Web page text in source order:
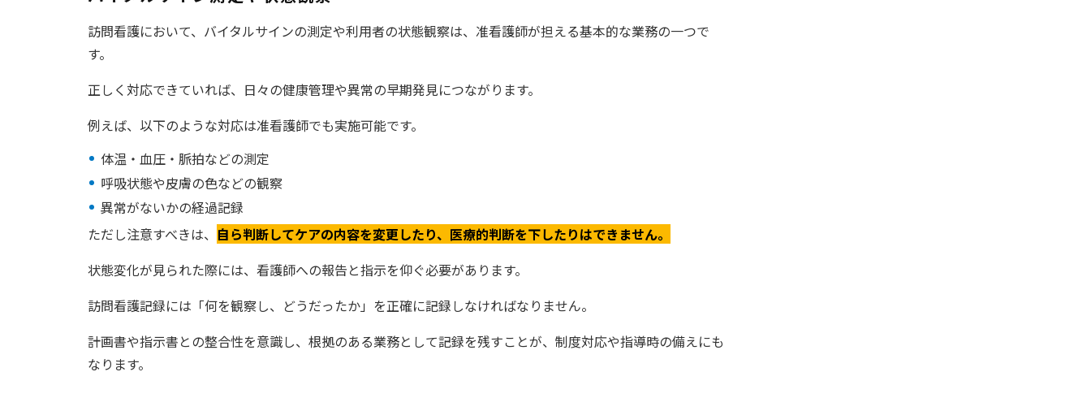
訪問看護において、バイタルサインの測定や利用者の状態観察は、准看護師が担える基本的な業務の一つで
す。
正しく対応できていれば、日々の健康管理や異常の早期発見につながります。
例えば、以下のような対応は准看護師でも実施可能です。
体温・血圧・脈拍などの測定
呼吸状態や皮膚の色などの観察
異常がないかの経過記録
ただし注意すべきは、 自ら判断してケアの内容を変更したり、医療的判断を下したりはできません。
状態変化が見られた際には、看護師への報告と指示を仰ぐ必要があります。
訪問看護記録には「何を観察し、どうだったか」を正確に記録しなければなりません。
計画書や指示書との整合性を意識し、根拠のある業務として記録を残すことが、制度対応や指導時の備えにも
なります。